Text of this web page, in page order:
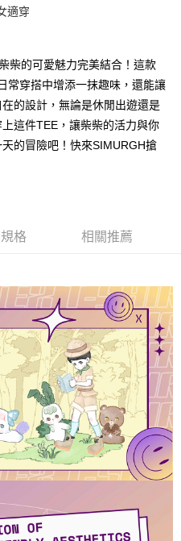
運費
免運費
免運費
)免運費
)免運費
查看運費
適穿
柴的可愛魅力完美結合！這款
常穿搭中增添一抹趣味，還能讓
的設計，無論是休閒出遊還是
這件TEE，讓柴柴的活力與你
的冒險吧！快來SIMURGH搶
格 相關推薦